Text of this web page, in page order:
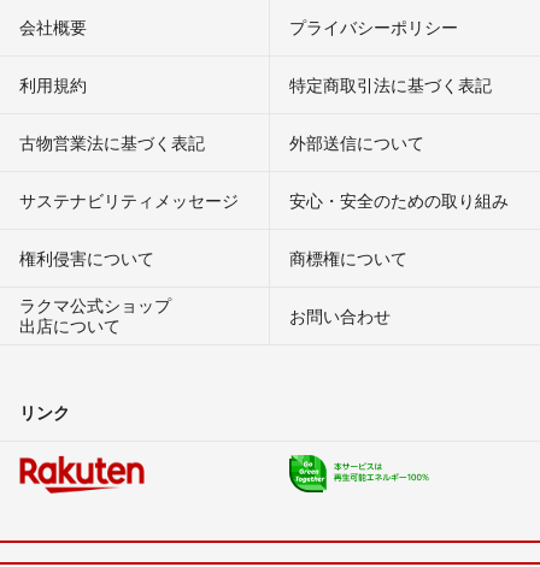
会社概要 プライバシーポリシー
利用規約 特定商取引法に基づく表記
古物営業法に基づく表記 外部送信について
サステナビリティメッセージ 安心・安全のための取り組み
権利侵害について
商標権について
ラクマ公式ショップ
出店について
お問い合わせ
リンク